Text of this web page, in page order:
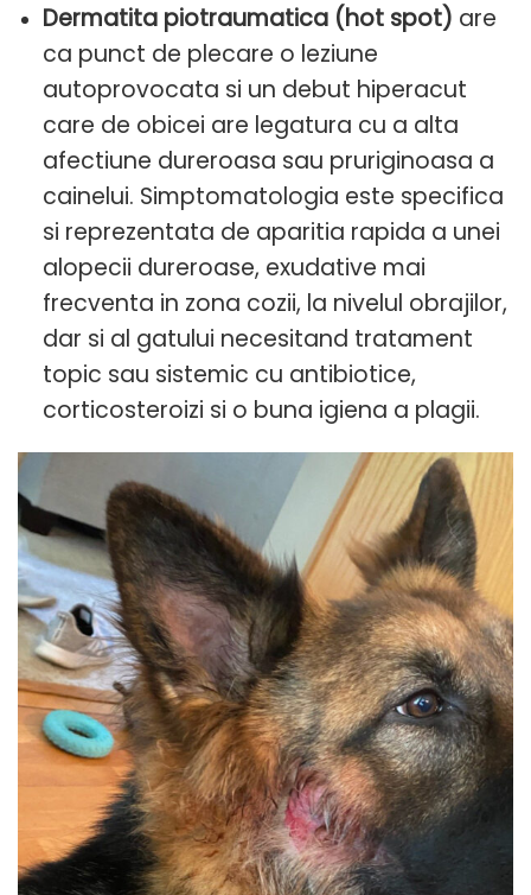
Dermatita piotraumatica (hot spot) are
ca punct de plecare o leziune
autoprovocata si un debut hiperacut
care de obicei are legatura cu a alta
afectiune dureroasa sau pruriginoasa a
cainelui. Simptomatologia este specifica
si reprezentata de aparitia rapida a unei
alopecii dureroase, exudative mai
frecventa in zona cozii, la nivelul obrajilor,
dar si al gatului necesitand tratament
topic sau sistemic cu antibiotice,
corticosteroizi si o buna igiena a plagii.